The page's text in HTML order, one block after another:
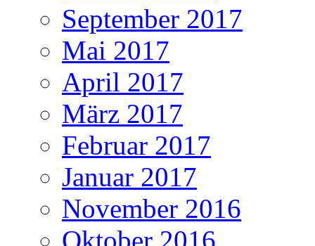
September 2017
Mai 2017
April 2017
März 2017
Februar 2017
Januar 2017
November 2016
Oktober 2016